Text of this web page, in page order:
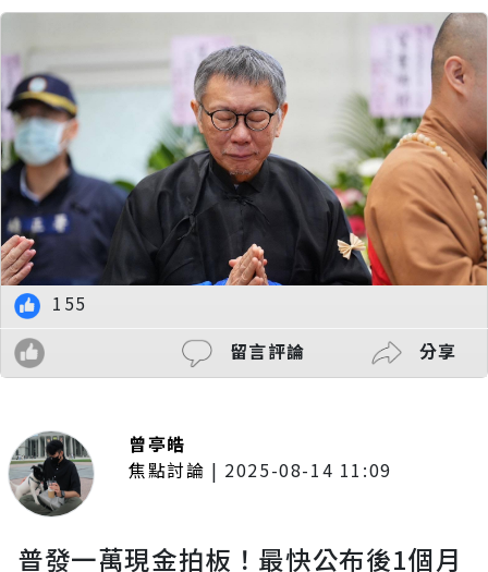
155
留言評論
分享
曾亭皓
焦點討論 | 2025-08-14 11:09
普發一萬現金拍板！最快公布後1個月